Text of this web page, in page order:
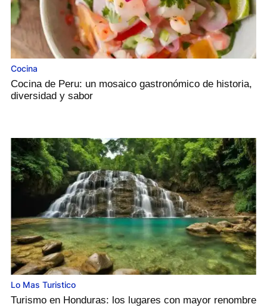
Cocina
Cocina de Peru: un mosaico gastronómico de historia,
diversidad y sabor
Lo Mas Turistico
Turismo en Honduras: los lugares con mayor renombre